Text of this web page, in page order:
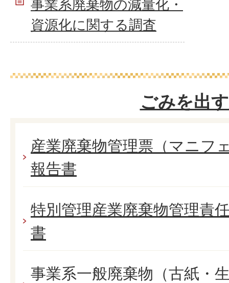
事業系廃棄物の減量化・
資源化に関する調査
ごみを出
産業廃棄物管理票（マニフ
報告書
特別管理産業廃棄物管理責
書
事業系一般廃棄物（古紙・